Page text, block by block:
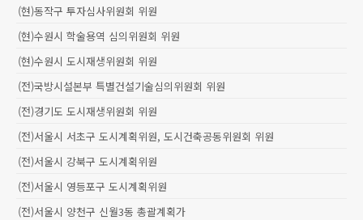
(현)동작구 투자심사위원회 위원
(현)수원시 학술용역 심의위원회 위원
(현)수원시 도시재생위원회 위원
(전)국방시설본부 특별건설기술심의위원회 위원
(전)경기도 도시재생위원회 위원
(전)서울시 서초구 도시계획위원, 도시건축공동위원회 위원
(전)서울시 강북구 도시계획위원
(전)서울시 영등포구 도시계획위원
(전)서울시 양천구 신월3동 총괄계획가